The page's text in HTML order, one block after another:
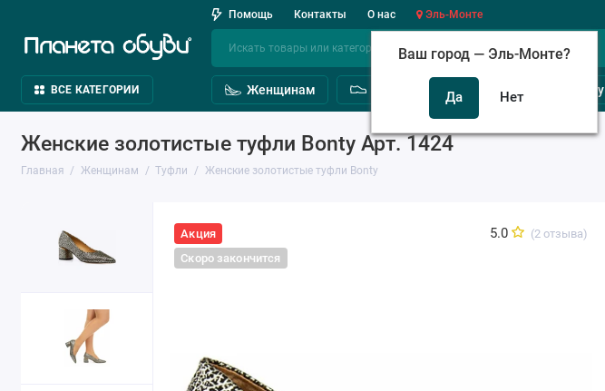
Помощь Контакты О нас Эль-Монте
Ваш город — Эль-Монте?
ВСЕ КАТЕГОРИИ Женщинам Обувь на полную ногу
Женские золотистые туфли Bonty Арт. 1424
Главная Женщинам Туфли Женские золотистые туфли Bonty
Акция
Скоро закончится
5.0 (2 отзыва)